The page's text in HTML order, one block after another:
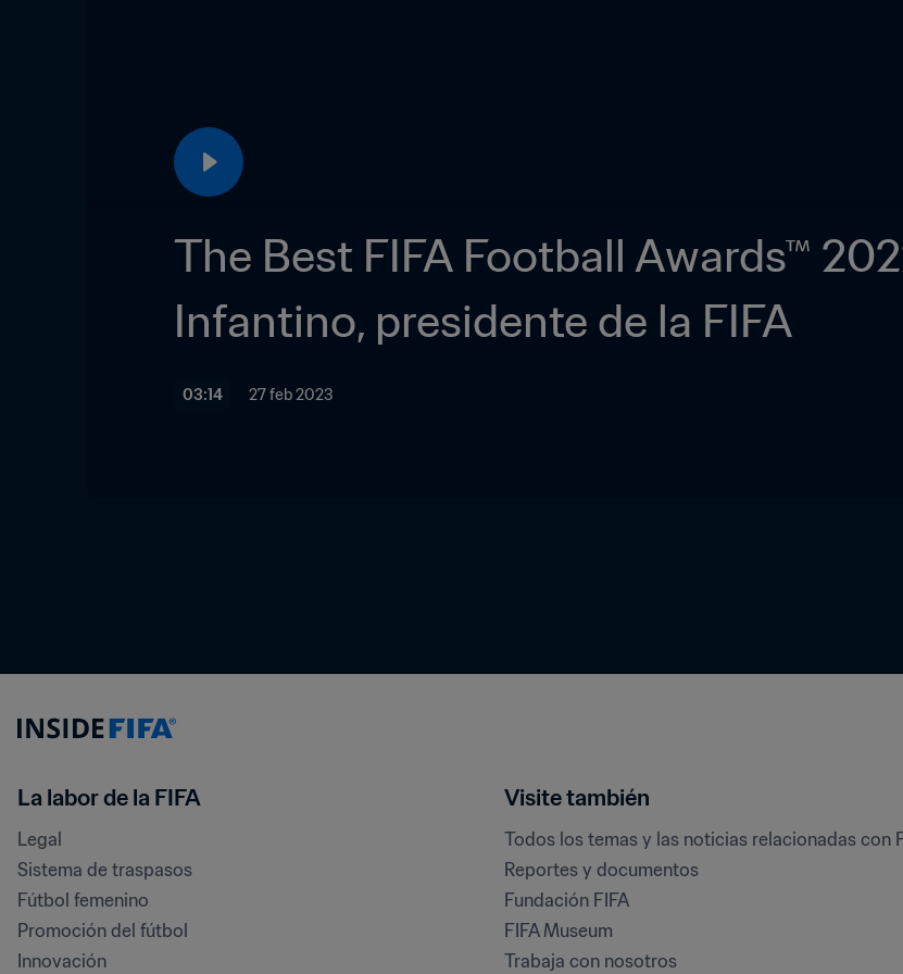
The Best FIFA Football Awards™
Infantino, presidente de la FIFA
03:14 27 feb 2023
La labor de la FIFA
Legal
Sistema de traspasos
Fútbol femenino
Promoción del fútbol
Innovación
Visite también
Todos los temas y las noticias relacionadas con
Reportes y documentos
Fundación FIFA
FIFA Museum
Trabaja con nosotros